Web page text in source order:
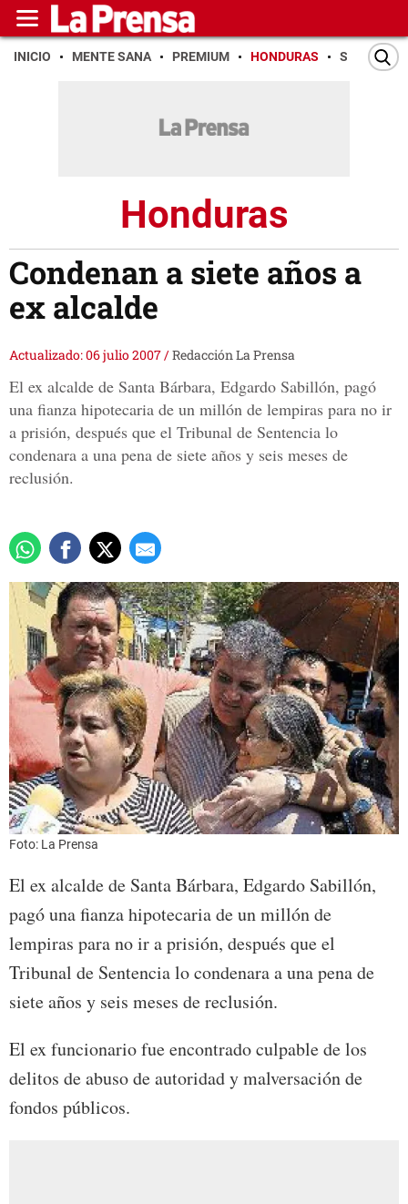
INICIO MENTE SANA PREMIUM HONDURAS SAN PEDRO
Honduras
Condenan a siete años a
ex alcalde
Actualizado: 06 julio 2007/Redacción La Prensa
El ex alcalde de Santa Bárbara, Edgardo Sabillón, pagó
una fianza hipotecaria de un millón de lempiras para no ir
a prisión, después que el Tribunal de Sentencia lo
condenara a una pena de siete años y seis meses de
reclusión.
Foto: La Prensa
El ex alcalde de Santa Bárbara, Edgardo Sabillón,
pagó una fianza hipotecaria de un millón de
lempiras para no ir a prisión, después que el
Tribunal de Sentencia lo condenara a una pena de
siete años y seis meses de reclusión.
El ex funcionario fue encontrado culpable de los
delitos de abuso de autoridad y malversación de
fondos públicos.